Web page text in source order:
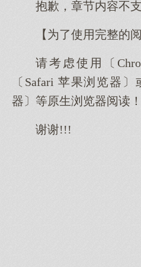
抱歉，章节内容不
【为了使用完整的
请考虑使用〔
〔Safari 苹果浏览器
器〕等原生浏览器阅读！
谢谢!!!